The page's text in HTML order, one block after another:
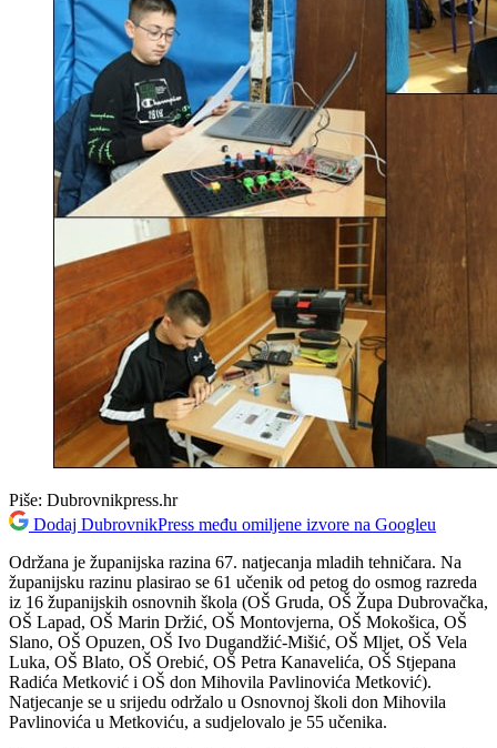
Piše: Dubrovnikpress.hr
Dodaj DubrovnikPress među omiljene izvore na Googleu
Održana je županijska razina 67. natjecanja mladih tehničara. Na
županijsku razinu plasirao se 61 učenik od petog do osmog razreda
iz 16 županijskih osnovnih škola (OŠ Gruda, OŠ Župa Dubrovačka,
OŠ Lapad, OŠ Marin Držić, OŠ Montovjerna, OŠ Mokošica, OŠ
Slano, OŠ Opuzen, OŠ Ivo Dugandžić-Mišić, OŠ Mljet, OŠ Vela
Luka, OŠ Blato, OŠ Orebić, OŠ Petra Kanavelića, OŠ Stjepana
Radića Metković i OŠ don Mihovila Pavlinovića Metković).
Natjecanje se u srijedu održalo u Osnovnoj školi don Mihovila
Pavlinovića u Metkoviću, a sudjelovalo je 55 učenika.